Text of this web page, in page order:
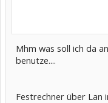
Mhm was soll ich da
benutze....
Festrechner über Lan